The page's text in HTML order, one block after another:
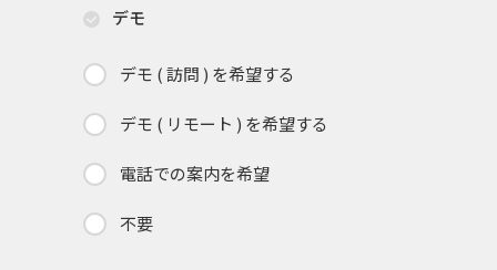
デモ
デモ ( 訪問 ) を希望する
デモ ( リモート ) を希望する
電話での案内を希望
不要